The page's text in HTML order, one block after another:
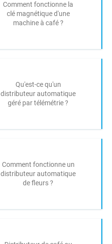
Comment fonctionne la
clé magnétique d'une
machine à café ?
Qu'est-ce qu'un
distributeur automatique
géré par télémétrie ?
Comment fonctionne un
distributeur automatique
de fleurs ?